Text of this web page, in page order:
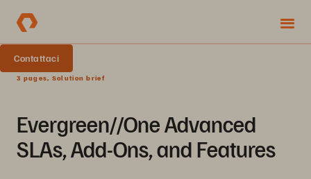
Contattaci
3 pages, Solution brief
Evergreen//One Advanced
SLAs, Add-Ons, and Features